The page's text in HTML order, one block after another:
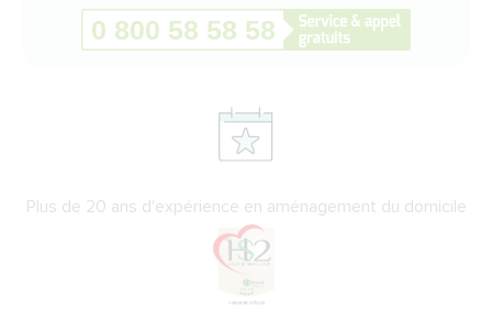
Plus de 20 ans d'expérience en aménagement du domicile